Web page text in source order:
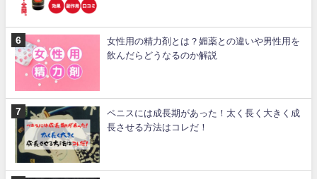
女性用の精力剤とは？媚薬との違いや男性用を
飲んだらどうなるのか解説
ペニスには成長期があった！太く長く大きく成
長させる方法はコレだ！